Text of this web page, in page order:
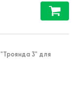
"Троянда 3" для